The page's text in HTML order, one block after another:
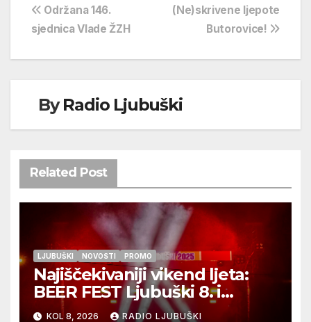
Navigacija
objava
(Ne)skrivene ljepote
Butorovice!
Održana 146.
sjednica Vlade ŽZH
ByRadio Ljubuški
Related Post
LJUBUŠKI NOVOSTI PROMO
Najiščekivaniji vikend ljeta:
BEER FEST Ljubuški 8. i
9.kolovoza
KOL 8, 2026 RADIO LJUBUŠKI